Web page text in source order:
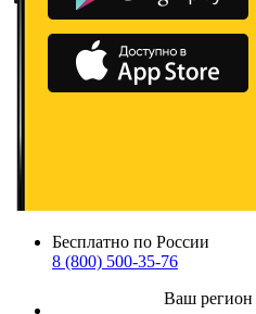
Бесплатно по России
8 (800) 500-35-76
Ваш регион